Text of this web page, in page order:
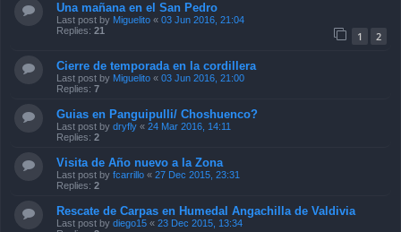
Una mañana en el San Pedro
Last post by Miguelito « 03 Jun 2016, 21:04
Replies: 21 1 2
Cierre de temporada en la cordillera
Last post by Miguelito « 03 Jun 2016, 21:00
Replies: 7
Guias en Panguipulli/ Choshuenco?
Last post by dryfly « 24 Mar 2016, 14:11
Replies: 2
Visita de Año nuevo a la Zona
Last post by fcarrillo « 27 Dec 2015, 23:31
Replies: 2
Rescate de Carpas en Humedal Angachilla de Valdivia
Last post by diego15 « 23 Dec 2015, 13:34